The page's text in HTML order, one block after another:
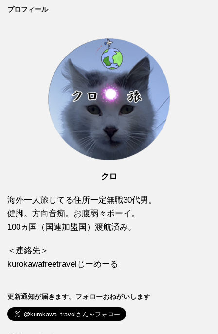
プロフィール
クロ
海外一人旅してる住所一定無職30代男。
健脚。方向音痴。お腹弱々ボーイ。
100ヵ国（国連加盟国）渡航済み。
＜連絡先＞
kurokawafreetravelじーめーる
更新通知が届きます。フォローおねがいします